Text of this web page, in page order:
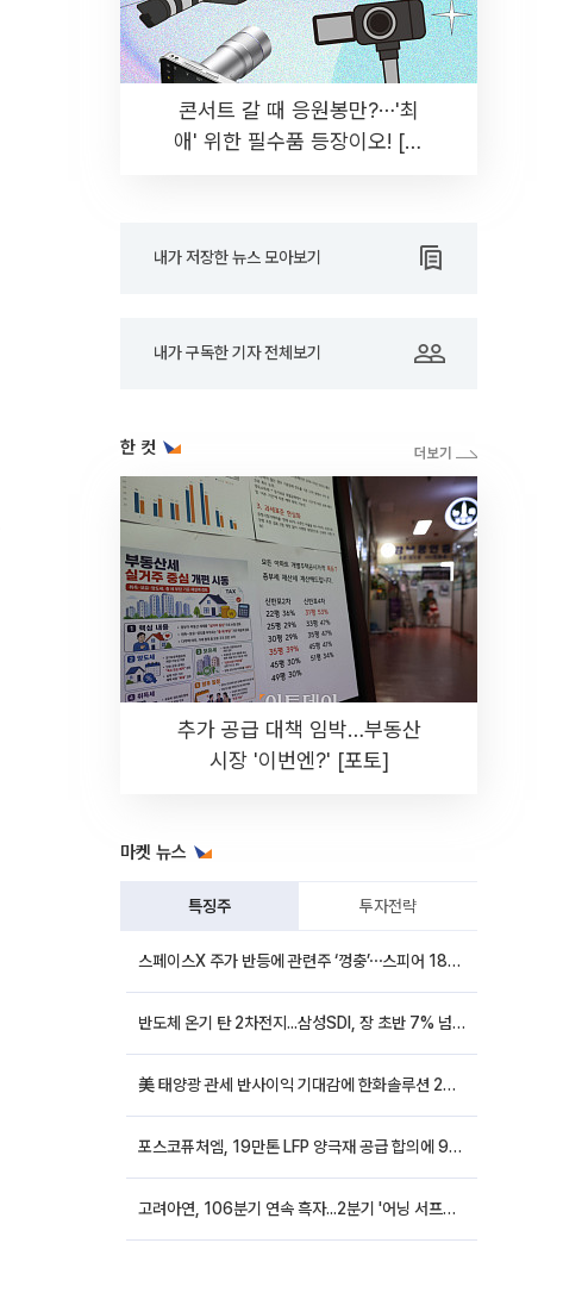
콘서트 갈 때 응원봉만?⋯'최
애' 위한 필수품 등장이오! [솔
내가 저장한 뉴스 모아보기
내가 구독한 기자 전체보기
한 컷
추가 공급 대책 임박…부동산
시장 '이번엔?' [포토]
마켓 뉴스
특징주 투자전략
스페이스X 주가 반등에 관련주 ‘껑충’⋯스피어 18%ㆍ에이치브이엠 12%↑
반도체 온기 탄 2차전지...삼성SDI, 장 초반 7% 넘게 껑충
美 태양광 관세 반사이익 기대감에 한화솔루션 20%대·OCI홀딩스 14%대 급등
포스코퓨처엠, 19만톤 LFP 양극재 공급 합의에 9%대 강세
고려아연, 106분기 연속 흑자...2분기 '어닝 서프라이즈'에 장 초반 12%대 강세